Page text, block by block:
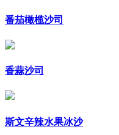
番茄橄榄沙司
香蒜沙司
斯文辛辣水果冰沙